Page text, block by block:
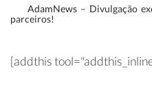
AdamNews– Divulgação
parceiros!
[addthis